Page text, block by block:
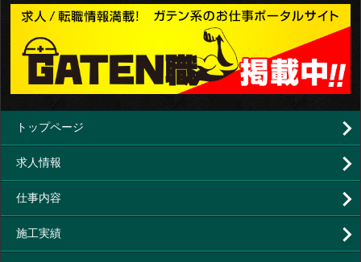
トップページ
求人情報
仕事内容
施工実績